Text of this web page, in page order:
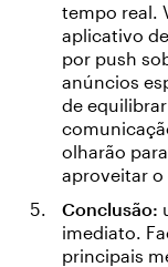
tempo real.
aplicativo
por push
anúncios
de
olharão
aproveitar o
Conclusão:
imediato.
principais